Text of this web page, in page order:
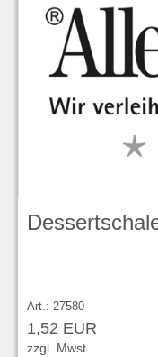
Art.: 27580
1,52 EUR
zzgl. Mwst.